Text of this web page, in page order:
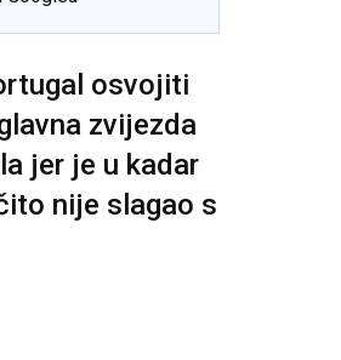
osvojiti
zvijezda
jer je u kadar
nije slagao s